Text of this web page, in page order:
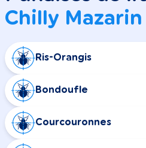
Chilly Mazarin
Ris-Orangis
Bondoufle
Courcouronnes